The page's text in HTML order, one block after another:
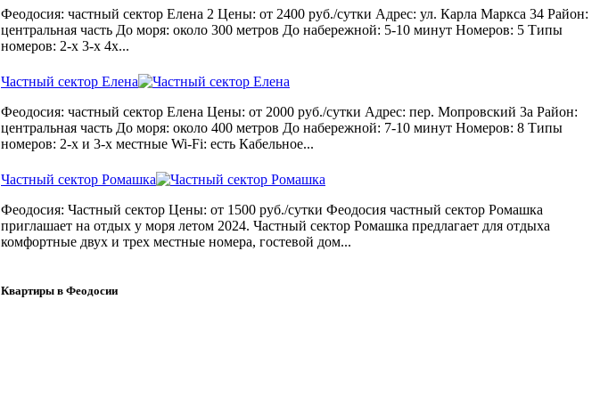
Феодосия: частный сектор Елена 2 Цены: от 2400 руб./сутки Адрес: ул. Карла Маркса 34 Район:
центральная часть До моря: около 300 метров До набережной: 5-10 минут Номеров: 5 Типы
номеров: 2-х 3-х 4х...
Частный сектор Елена
Феодосия: частный сектор Елена Цены: от 2000 руб./сутки Адрес: пер. Мопровский 3а Район:
центральная часть До моря: около 400 метров До набережной: 7-10 минут Номеров: 8 Типы
номеров: 2-х и 3-х местные Wi-Fi: есть Кабельное...
Частный сектор Ромашка
Феодосия: Частный сектор Цены: от 1500 руб./сутки Феодосия частный сектор Ромашка
приглашает на отдых у моря летом 2024. Частный сектор Ромашка предлагает для отдыха
комфортные двух и трех местные номера, гостевой дом...
Квартиры в Феодосии